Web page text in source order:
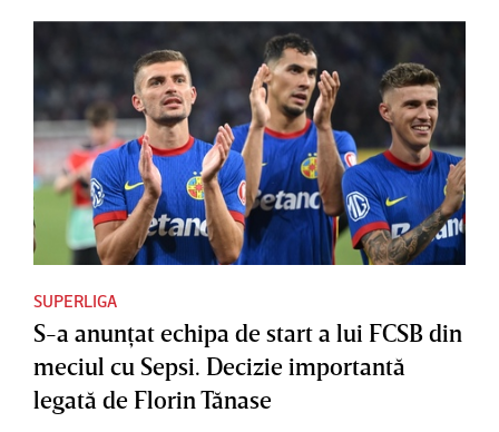
SUPERLIGA
S-a anunţat echipa de start a lui FCSB din
meciul cu Sepsi. Decizie importantă
legată de Florin Tănase